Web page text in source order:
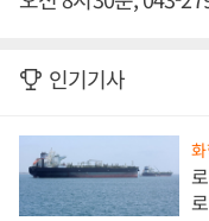
인기기사